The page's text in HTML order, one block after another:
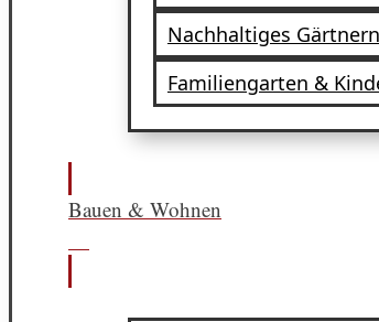
Nachhaltiges Gärtnern
Familiengarten &
Bauen & Wohnen